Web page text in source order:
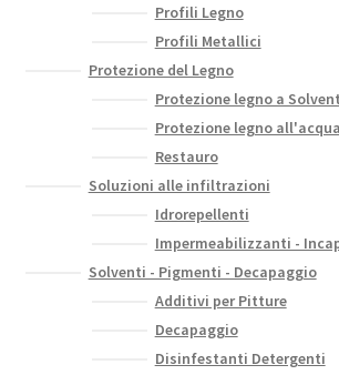
Profili Legno
Profili Metallici
Protezione del Legno
Protezione legno a
Protezione legno all'acqua
Restauro
Soluzioni alle infiltrazioni
Idrorepellenti
Impermeabilizzanti -
Solventi - Pigmenti - Decapaggio
Additivi per Pitture
Decapaggio
Disinfestanti Detergenti